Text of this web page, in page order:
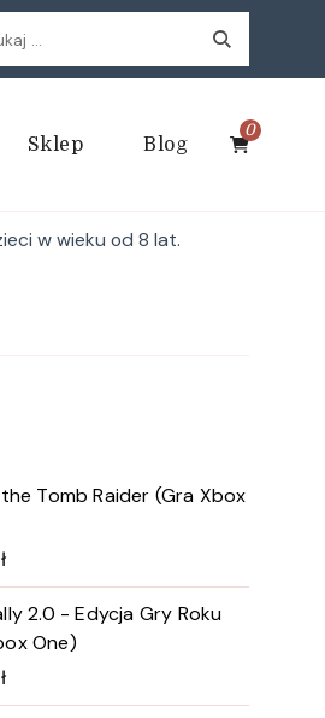
Sklep Blog
0
w wieku od 8 lat.
Tomb Raider (Gra Xbox
2.0 - Edycja Gry Roku
One)